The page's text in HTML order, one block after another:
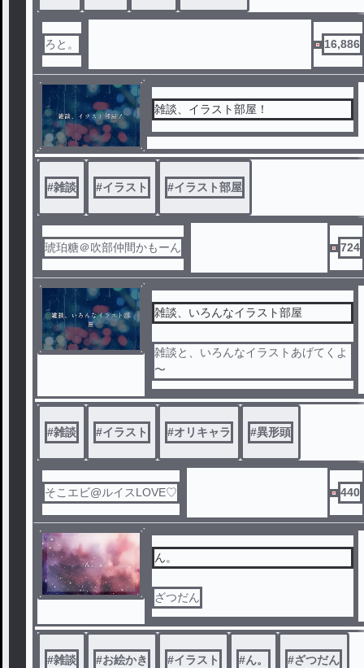
ろと。 16,886
雑談、イラスト部屋！
#雑談 #イラスト #イラスト部屋
琥珀糖＠吹部仲間かもーん 724
雑談、いろんなイラスト部屋
雑談と、いろんなイラストあげてくよ
〜
#雑談 #イラスト #オリキャラ #異形頭
そこエビ@ルイスLOVE♡ 440
ん。
ざつだん
#雑談 #お絵かき #イラスト #ん。 #ざつだん